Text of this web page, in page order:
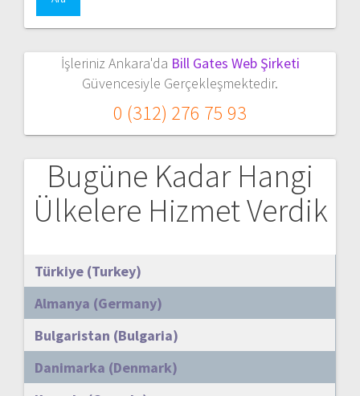
İşleriniz Ankara'da Bill Gates Web Şirketi
Güvencesiyle Gerçekleşmektedir.
0 (312) 276 75 93
Bugüne Kadar Hangi
Ülkelere Hizmet Verdik
Türkiye (Turkey)
Almanya (Germany)
Bulgaristan (Bulgaria)
Danimarka (Denmark)